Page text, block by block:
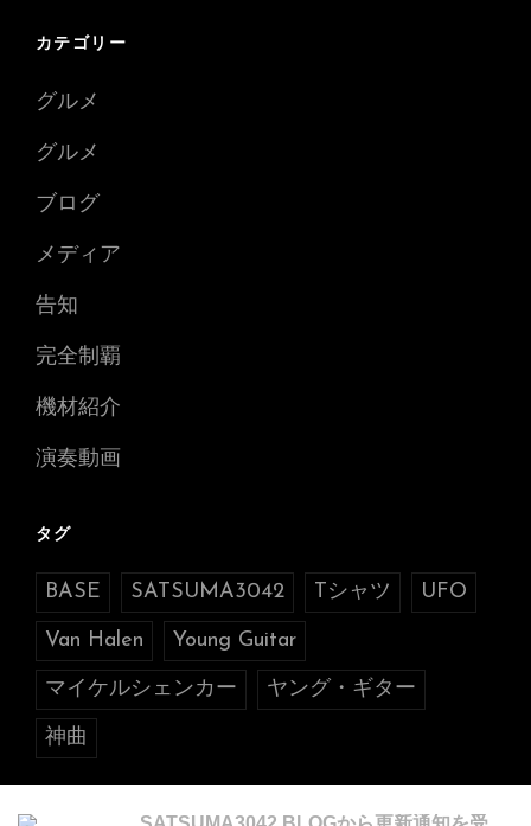
カテゴリー
グルメ
グルメ
ブログ
メディア
告知
完全制覇
機材紹介
演奏動画
タグ
BASE SATSUMA3042 Tシャツ UFO
Van Halen Young Guitar
マイケルシェンカー ヤング・ギター
神曲